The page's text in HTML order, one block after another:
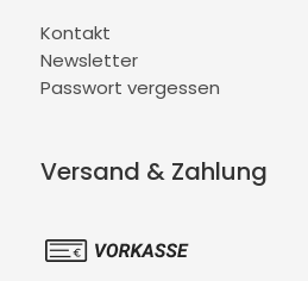
Kontakt
Newsletter
Passwort vergessen
Versand & Zahlung